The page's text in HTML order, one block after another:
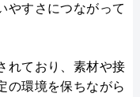
やすさにつながって
れており、素材や接
の環境を保ちながら